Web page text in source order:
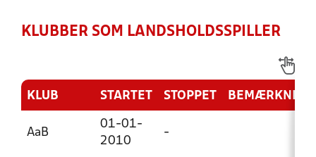
KLUBBER SOM LANDSHOLDSSPILLER
KLUB STARTET STOPPET BEMÆRKNING
AaB
01-01-
2010
-